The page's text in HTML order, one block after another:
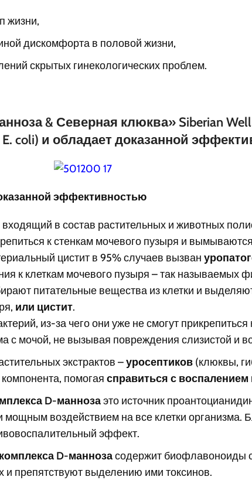
жизни,
дискомфорта в половой жизни,
скрытых гинекологических проблем.
& Северная клюква» Siberian
coli) и обладает доказанной
эффективностью
в состав растительных и животных
к стенкам мочевого пузыря и
цистит в 95% случаев вызван
к клеткам мочевого пузыря – так называемых
питательные вещества из клетки и
или цистит.
из-за чего они уже не смогут
с мочой, не вызывая повреждения слизистой и
экстрактов –уросептиков (клюквы,
помогая справиться с
D-маннозаэто источник
мощным воздействием на все клетки организма.
эффект.
D-маннозасодержит биофлавоноиды
и препятствуют выделению ими токсинов.